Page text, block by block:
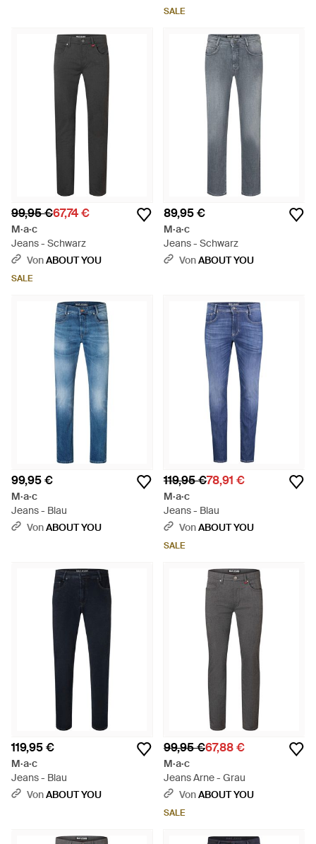
SALE
99,95 €67,74 €
M·a·c
Jeans - Schwarz
VonABOUT YOU
SALE
89,95 €
M·a·c
Jeans - Schwarz
VonABOUT YOU
99,95 €
M·a·c
Jeans - Blau
VonABOUT YOU
119,95 €78,91 €
M·a·c
Jeans - Blau
VonABOUT YOU
SALE
119,95 €
M·a·c
Jeans - Blau
VonABOUT YOU
99,95 €67,88 €
M·a·c
Jeans Arne - Grau
VonABOUT YOU
SALE